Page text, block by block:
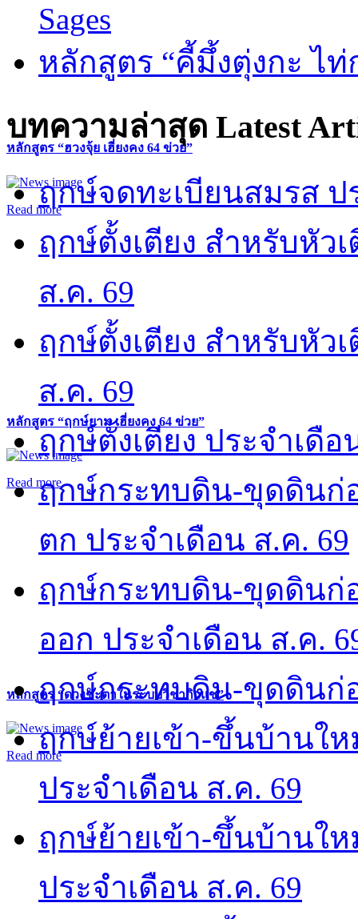
หลักสูตร “ฮวงจุ้ย เฮี่ยงคง 64 ข่วย”
Read more
หลักสูตร “ฤกษ์ยาม เฮี่ยงคง 64 ข่วย”
Read more
หลักสูตร “ดวงชะตาในระบบวิชากิวแช”
Read more
Sages
หลักสูตร “คี้มึ้งตุ่งกะ ไ
บทความล่าสุด Latest
ฤกษ์จดทะเบียนสมรส ป
ฤกษ์ตั้งเตียง สำหรับหัว
ส.ค. 69
ฤกษ์ตั้งเตียง สำหรับหัว
ส.ค. 69
ฤกษ์ตั้งเตียง ประจำเดือ
ฤกษ์กระทบดิน-ขุดดินก่
ตก ประจำเดือน ส.ค. 69
ฤกษ์กระทบดิน-ขุดดินก่
ออก ประจำเดือน ส.ค.
ฤกษ์กระทบดิน-ขุดดินก่
ฤกษ์ย้ายเข้า-ขึ้นบ้านใ
ประจำเดือน ส.ค. 69
ฤกษ์ย้ายเข้า-ขึ้นบ้านใ
ประจำเดือน ส.ค. 69